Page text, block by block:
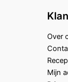
Over
Mijn